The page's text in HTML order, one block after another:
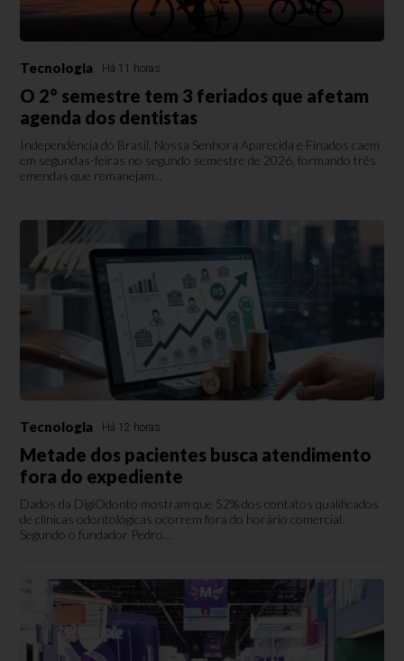
Tecnologia Há 11 horas
O 2° semestre tem 3 feriados que afetam
agenda dos dentistas
Independência do Brasil, Nossa Senhora Aparecida e Finados caem
em segundas-feiras no segundo semestre de 2026, formando três
emendas que remanejam...
Tecnologia Há 12 horas
Metade dos pacientes busca atendimento
fora do expediente
Dados da DigiOdonto mostram que 52% dos contatos qualificados
de clínicas odontológicas ocorrem fora do horário comercial.
Segundo o fundador Pedro...